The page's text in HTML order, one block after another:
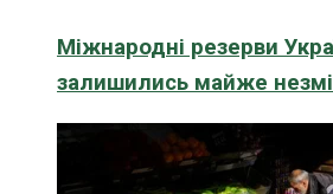
Міжнародні резерви
залишились майже